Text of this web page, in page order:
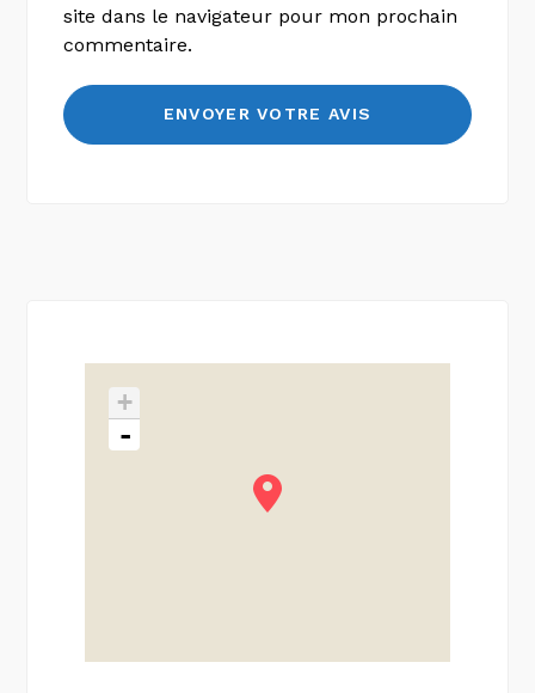
site dans le navigateur pour mon prochain
commentaire.
+
-